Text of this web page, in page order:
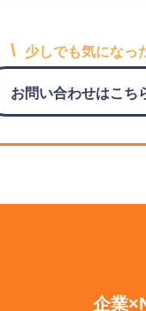
\ 少しでも気になっ
お問い合わせはこち
企業